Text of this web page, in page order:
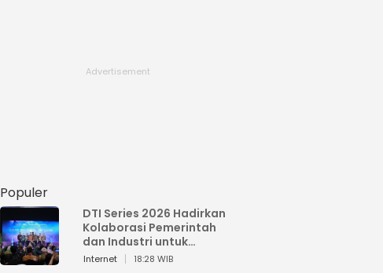
Populer
DTI Series 2026 Hadirkan
Kolaborasi Pemerintah
dan Industri untuk
Percepatan
Internet 18:28 WIB